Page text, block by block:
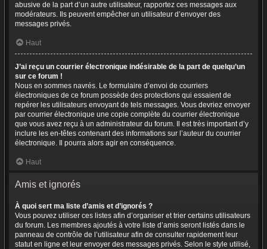
abusive de la part d’un autre utilisateur, rapportez ces messages aux
modérateurs. Ils peuvent empêcher un utilisateur d’envoyer des
messages privés.
Haut
J’ai reçu un courrier électronique indésirable de la part de quelqu’un
sur ce forum !
Nous en sommes navrés. Le formulaire d’envoi de courriers
électroniques de ce forum possède des protections qui essaient de
repérer les utilisateurs envoyant de tels messages. Vous devriez envoyer
par courrier électronique une copie complète du courrier électronique
que vous avez reçu à un administrateur du forum. Il est très important d’y
inclure les en-têtes contenant des informations sur l’auteur du courrier
électronique. Il pourra alors agir en conséquence.
Haut
Amis et ignorés
À quoi sert ma liste d’amis et d’ignorés ?
Vous pouvez utiliser ces listes afin d’organiser et trier certains utilisateurs
du forum. Les membres ajoutés à votre liste d’amis seront listés dans le
panneau de contrôle de l’utilisateur afin de consulter rapidement leur
statut en ligne et leur envoyer des messages privés. Selon le style utilisé,